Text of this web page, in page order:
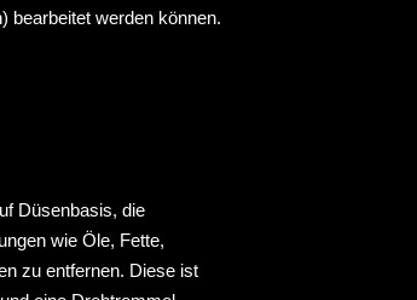
bearbeitet werden können.
Düsenbasis, die
wie Öle, Fette,
zu entfernen. Diese ist